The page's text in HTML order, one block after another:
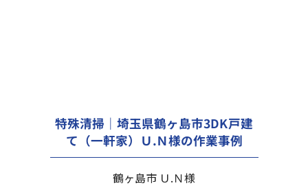
特殊清掃｜埼玉県鶴ヶ島市3DK戸建
て（一軒家）Ｕ.Ｎ様の作業事例
鶴ヶ島市 Ｕ.Ｎ様